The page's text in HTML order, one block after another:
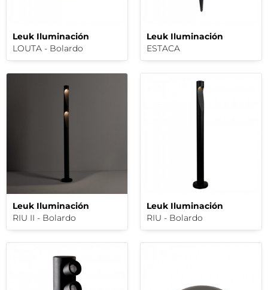
Leuk Iluminación
LOUTA - Bolardo
Leuk Iluminación
ESTACA
Leuk Iluminación
RIU II - Bolardo
Leuk Iluminación
RIU - Bolardo